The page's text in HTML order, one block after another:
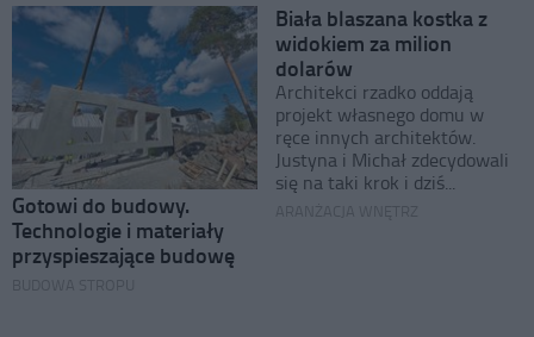
Gotowi do budowy.
Technologie i materiały
przyspieszające budowę
Biała blaszana kostka z
widokiem za milion
dolarów
Architekci rzadko oddają
projekt własnego domu w
ręce innych architektów.
Justyna i Michał zdecydowali
się na taki krok i dziś...